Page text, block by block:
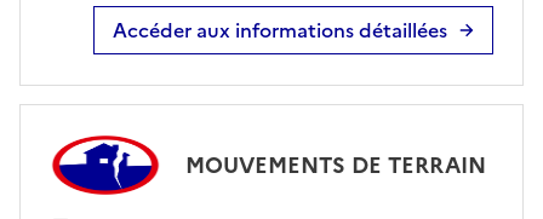
Accéder aux informations détaillées
MOUVEMENTS DE TERRAIN